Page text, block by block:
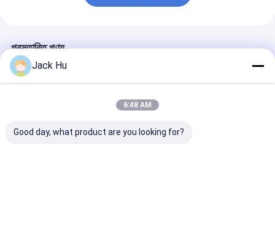
প্রস্তাবিত পণ্য
Jack Hu
6:48 AM
Good day, what product are you looking for?